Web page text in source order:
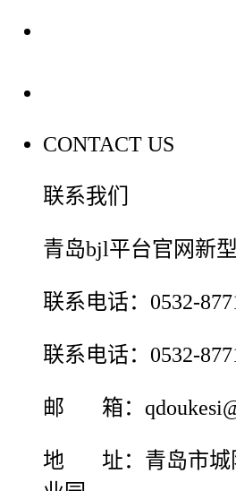
CONTACT US
联系我们
青岛bjl平台官网新
联系电话：0532-
联系电话：0532-
邮 箱：
地 址：青岛市城